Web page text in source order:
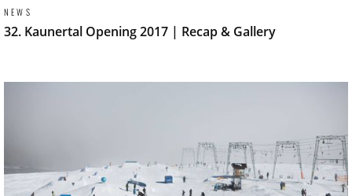
NEWS
32. Kaunertal Opening 2017 | Recap & Gallery